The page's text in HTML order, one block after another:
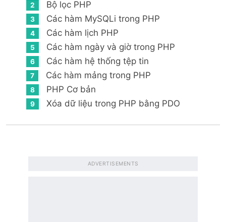
Bộ lọc PHP
Các hàm MySQLi trong PHP
Các hàm lịch PHP
Các hàm ngày và giờ trong PHP
Các hàm hệ thống tệp tin
Các hàm mảng trong PHP
PHP Cơ bản
Xóa dữ liệu trong PHP bằng PDO
ADVERTISEMENTS